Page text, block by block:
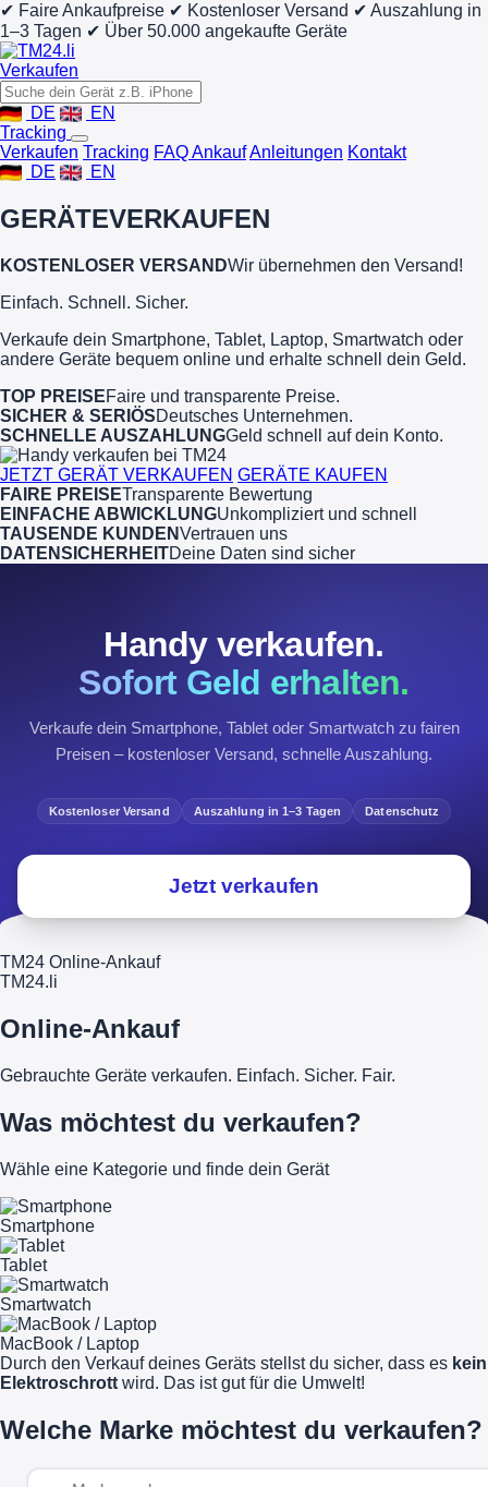
✔ Faire Ankaufpreise ✔ Kostenloser Versand ✔ Auszahlung in
1–3 Tagen ✔ Über 50.000 angekaufte Geräte
Verkaufen
DE
EN
Tracking
Verkaufen Tracking FAQ AnkaufAnleitungen Kontakt
DE
EN
GERÄTEVERKAUFEN
KOSTENLOSER VERSANDWir übernehmen den Versand!
Einfach. Schnell. Sicher.
Verkaufe dein Smartphone, Tablet, Laptop, Smartwatch oder
andere Geräte bequem online und erhalte schnell dein Geld.
TOP PREISEFaire und transparente Preise.
SICHER & SERIÖSDeutsches Unternehmen.
SCHNELLE AUSZAHLUNGGeld schnell auf dein Konto.
JETZT GERÄT VERKAUFEN GERÄTE KAUFEN
FAIRE PREISETransparente Bewertung
EINFACHE ABWICKLUNGUnkompliziert und schnell
TAUSENDE KUNDENVertrauen uns
DATENSICHERHEITDeine Daten sind sicher
Handy verkaufen.
Sofort Geld erhalten.
Verkaufe dein Smartphone, Tablet oder Smartwatch zu fairen
Preisen – kostenloser Versand, schnelle Auszahlung.
Kostenloser Versand Auszahlung in 1–3 Tagen Datenschutz
Jetzt verkaufen
TM24 Online-Ankauf
TM24.li
Online-Ankauf
Gebrauchte Geräte verkaufen. Einfach. Sicher. Fair.
Was möchtest du verkaufen?
Wähle eine Kategorie und finde dein Gerät
Smartphone
Tablet
Smartwatch
MacBook / Laptop
Durch den Verkauf deines Geräts stellst du sicher, dass es kein
Elektroschrott wird. Das ist gut für die Umwelt!
Welche Marke möchtest du verkaufen?